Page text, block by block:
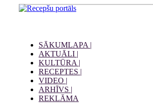
SĀKUMLAPA |
AKTUĀLI |
KULTŪRA |
RECEPTES |
VIDEO |
ARHĪVS |
REKLĀMA